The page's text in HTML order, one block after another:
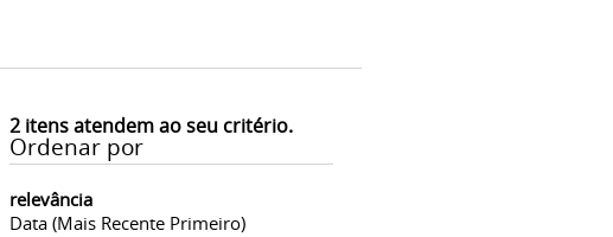
2itens atendem ao seu critério.
Ordenar por
relevância
Data (mais Recente Primeiro)